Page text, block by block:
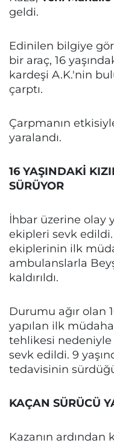
geldi.
Edinilen bilgiye
bir araç, 16
kardeşi A.K.'nin
çarptı.
Çarpmanın
yaralandı.
16 YAŞINDAKİ
SÜRÜYOR
İhbar üzerine olay
ekipleri sevk edildi.
ekiplerinin ilk
ambulanslarla
kaldırıldı.
Durumu ağır olan
yapılan ilk
tehlikesi
sevk edildi. 9
tedavisinin
KAÇAN SÜRÜCÜ
Kazanın